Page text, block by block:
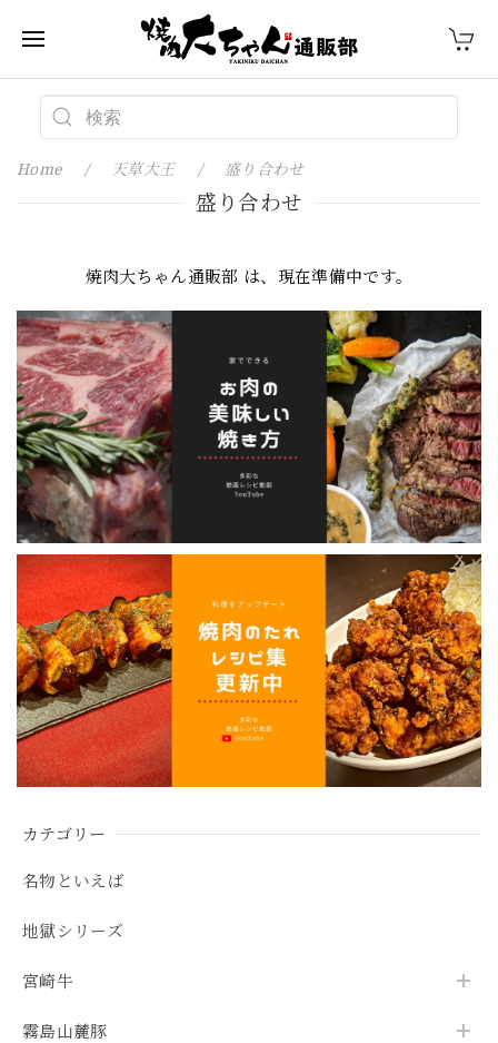
カテゴリー
名物といえば
地獄シリーズ
宮崎牛
霧島山麓豚
Home 天草大王 盛り合わせ
盛り合わせ
焼肉大ちゃん通販部 は、現在準備中です。